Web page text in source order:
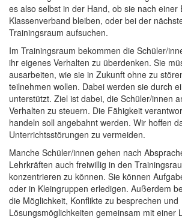
es also selbst in der Hand, ob sie nach einer
Klassenverband bleiben, oder bei der
Trainingsraum aufsuchen.
Im Trainingsraum bekommen die Schüler/
ihr eigenes Verhalten zu überdenken. Sie
ausarbeiten, wie sie in Zukunft ohne zu
teilnehmen wollen. Dabei werden sie durch
unterstützt. Ziel ist dabei, die Schüler/innen
Verhalten zu steuern. Die Fähigkeit
handeln soll angebahnt werden. Wir hoffen
Unterrichtsstörungen zu vermeiden.
Manche Schüler/innen gehen nach
Lehrkräften auch freiwillig in den
konzentrieren zu können. Sie können
oder in Kleingruppen erledigen. Außerdem
die Möglichkeit, Konflikte zu besprechen und
Lösungsmöglichkeiten gemeinsam mit einer